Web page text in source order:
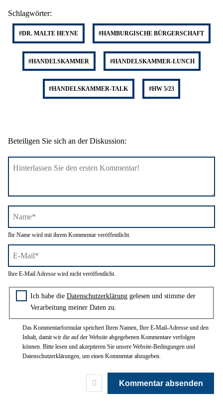
Schlagwörter:
#DR. MALTE HEYNE #HAMBURGISCHE BÜRGERSCHAFT
#HANDELSKAMMER #HANDELSKAMMER-LUNCH
#HANDELSKAMMER-TALK #HW 5/23
Beteiligen Sie sich an der Diskussion:
Name*
Ihr Name wird mit ihrem Kommentar veröffentlicht.
E-
Mail*
Ihre E-Mail Adresse wird nicht veröffentlicht.
Zustimmung zur Datenschutzerklärung
Ich habe die Datenschutzerklärunggelesen und stimme der
Verarbeitung meiner Daten zu.
Das Kommentarformular speichert Ihren Namen, Ihre E-Mail-Adresse und den
Inhalt, damit wir die auf der Website abgegebenen Kommentare verfolgen
können. Bitte lesen und akzeptieren Sie unsere Website-Bedingungen und
Datenschutzerklärungen, um einen Kommentar abzugeben.